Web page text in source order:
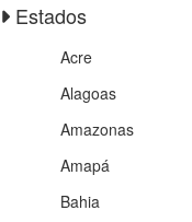
Estados
Acre
Alagoas
Amazonas
Amapá
Bahia